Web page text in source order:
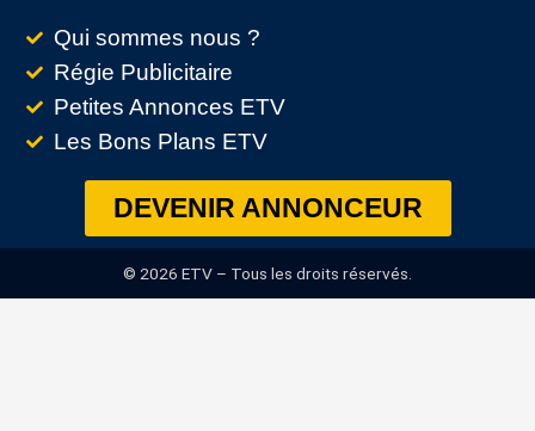
Qui sommes nous ?
Régie Publicitaire
Petites Annonces ETV
Les Bons Plans ETV
DEVENIR ANNONCEUR
© 2026 ETV – Tous les droits réservés.